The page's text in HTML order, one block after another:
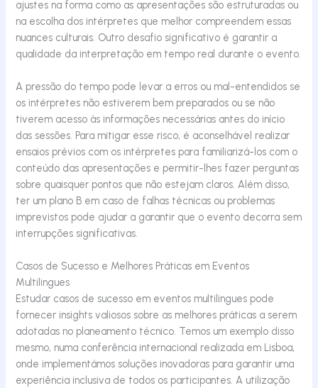
ajustes na forma como as apresentações são estruturadas ou
na escolha dos intérpretes que melhor compreendem essas
nuances culturais. Outro desafio significativo é garantir a
qualidade da interpretação em tempo real durante o evento.
A pressão do tempo pode levar a erros ou mal-entendidos se
os intérpretes não estiverem bem preparados ou se não
tiverem acesso às informações necessárias antes do início
das sessões. Para mitigar esse risco, é aconselhável realizar
ensaios prévios com os intérpretes para familiarizá-los com o
conteúdo das apresentações e permitir-lhes fazer perguntas
sobre quaisquer pontos que não estejam claros. Além disso,
ter um plano B em caso de falhas técnicas ou problemas
imprevistos pode ajudar a garantir que o evento decorra sem
interrupções significativas.
Casos de Sucesso e Melhores Práticas em Eventos
Multilingues
Estudar casos de sucesso em eventos multilingues pode
fornecer insights valiosos sobre as melhores práticas a serem
adotadas no planeamento técnico. Temos um exemplo disso
mesmo, numa conferência internacional realizada em Lisboa,
onde implementámos soluções inovadoras para garantir uma
experiência inclusiva de todos os participantes. A utilização